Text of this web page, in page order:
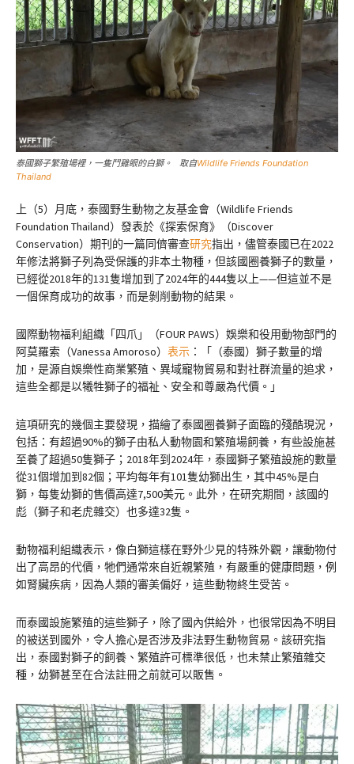
泰國獅子繁殖場裡，一隻鬥雞眼的白獅。 取自Wildlife Friends Foundation
Thailand
上（5）月底，泰國野生動物之友基金會（Wildlife Friends
Foundation Thailand）發表於《探索保育》（Discover
Conservation）期刊的一篇同儕審查研究指出，儘管泰國已在2022
年修法將獅子列為受保護的非本土物種，但該國圈養獅子的數量，
已經從2018年的131隻增加到了2024年的444隻以上——但這並不是
一個保育成功的故事，而是剝削動物的結果。
國際動物福利組織「四爪」（FOUR PAWS）娛樂和役用動物部門的
阿莫羅索（Vanessa Amoroso） 表示 ：「（泰國）獅子數量的增
加，是源自娛樂性商業繁殖、異域寵物貿易和對社群流量的追求，
這些全都是以犧牲獅子的福祉、安全和尊嚴為代價。」
這項研究的幾個主要發現，描繪了泰國圈養獅子面臨的殘酷現況，
包括：有超過90%的獅子由私人動物園和繁殖場飼養，有些設施甚
至養了超過50隻獅子；2018年到2024年，泰國獅子繁殖設施的數量
從31個增加到82個；平均每年有101隻幼獅出生，其中45%是白
獅，每隻幼獅的售價高達7,500美元。此外，在研究期間，該國的
彪（獅子和老虎雜交）也多達32隻。
動物福利組織表示，像白獅這樣在野外少見的特殊外觀，讓動物付
出了高昂的代價，牠們通常來自近親繁殖，有嚴重的健康問題，例
如腎臟疾病，因為人類的審美偏好，這些動物終生受苦。
而泰國設施繁殖的這些獅子，除了國內供給外，也很常因為不明目
的被送到國外，令人擔心是否涉及非法野生動物貿易。該研究指
出，泰國對獅子的飼養、繁殖許可標準很低，也未禁止繁殖雜交
種，幼獅甚至在合法註冊之前就可以販售。